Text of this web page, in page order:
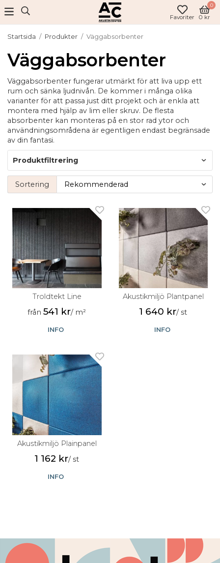
Favoriter
0
0 kr
Startsida / Produkter / Väggabsorbenter
Väggabsorbenter
Väggabsorbenter fungerar utmärkt för att liva upp ett
rum och sänka ljudnivån. De kommer i många olika
varianter för att passa just ditt projekt och är enkla att
montera med hjälp av lim eller skruv. De flesta
absorbenter kan monteras på en stor rad ytor och
användningsområdena är egentligen endast begränsade
av din fantasi.
Produktfiltrering
Sortering
Troldtekt Line
från541 kr/ m²
INFO
Akustikmiljö Plantpanel
1 640 kr/ st
INFO
Akustikmiljö Plainpanel
1 162 kr/ st
INFO